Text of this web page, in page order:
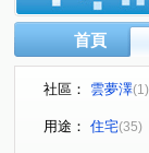
首頁
社區： 雲夢澤(1)
建國學苑
用途： 住宅(35)